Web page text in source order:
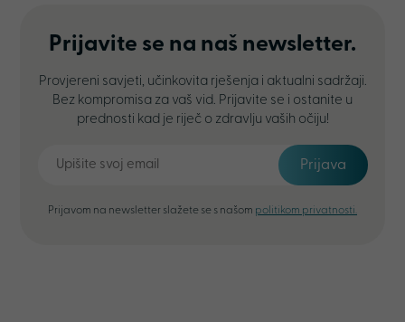
Prijavite se na naš newsletter.
Provjereni savjeti, učinkovita rješenja i aktualni sadržaji.
Bez kompromisa za vaš vid. Prijavite se i ostanite u
prednosti kad je riječ o zdravlju vaših očiju!
Prijava
Prijavom na newsletter slažete se s našom politikom privatnosti.